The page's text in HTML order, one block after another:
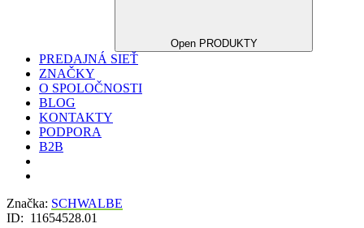
Open PRODUKTY
PREDAJNÁ SIEŤ
ZNAČKY
O SPOLOČNOSTI
BLOG
KONTAKTY
PODPORA
B2B
Značka: SCHWALBE
ID: 11654528.01